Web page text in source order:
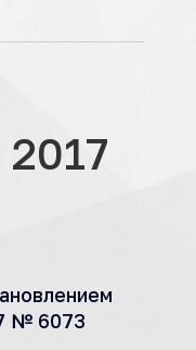
№ 6073